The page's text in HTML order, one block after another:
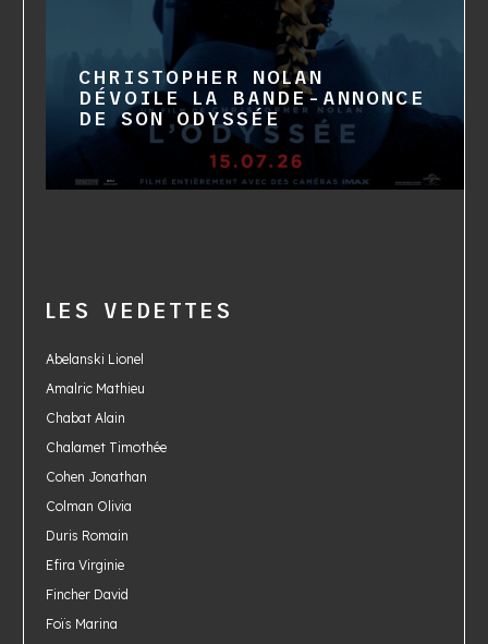
CHRISTOPHER NOLAN
DÉVOILE LA BANDE-ANNONCE
DE SON ODYSSÉE
LES VEDETTES
Abelanski Lionel
Amalric Mathieu
Chabat Alain
Chalamet Timothée
Cohen Jonathan
Colman Olivia
Duris Romain
Efira Virginie
Fincher David
Foïs Marina